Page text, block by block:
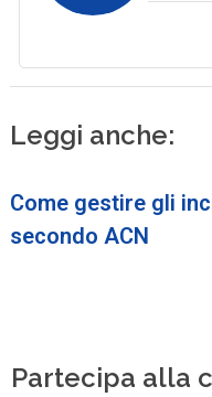
Leggi anche:
Come gestire gli
secondo ACN
Partecipa alla